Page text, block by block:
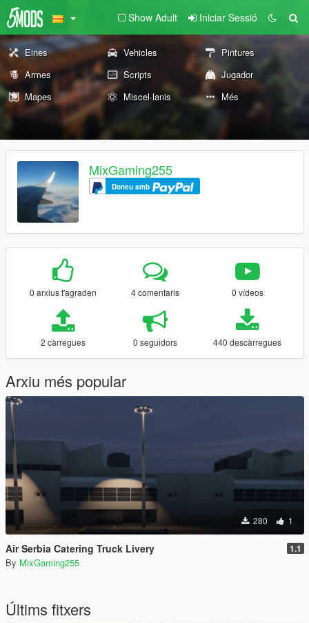
Show Adult Iniciar Sessió
Eines Vehicles
Pintures
Armes
Scripts
Jugador
Mapes
Miscel·lanis Més
MixGaming255
Doneu amb
0 arxius t'agraden 4 comentaris 0 vídeos
2 càrregues 0 seguidors 440 descàrregues
Arxiu més popular
280 1
Air Serbia Catering Truck Livery 1.1
By MixGaming255
Últims fitxers